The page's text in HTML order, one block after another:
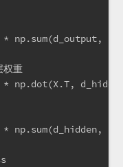
np.sum(d_output,
权重
np.dot(X.T,
np.sum(d_hidden,